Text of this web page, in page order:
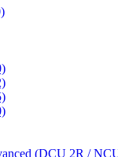
(DCU 2R /